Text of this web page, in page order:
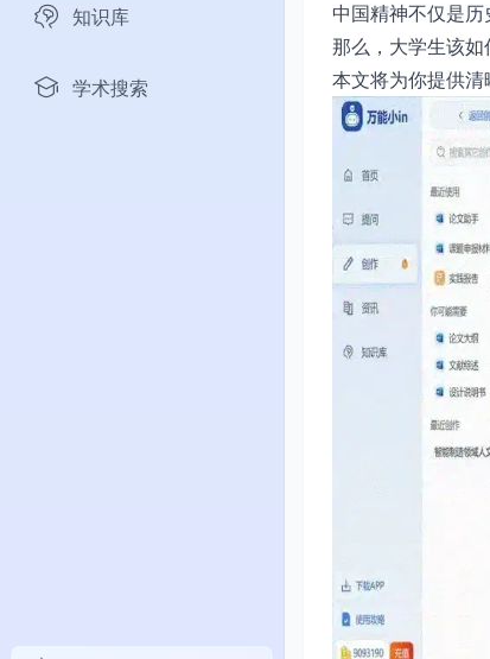
知识库
学术搜索
中国精神不仅是历
那么，大学生该
本文将为你提供清